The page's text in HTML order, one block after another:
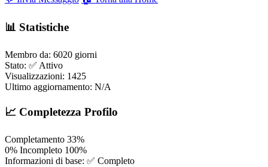
📊 Statistiche
Membro da: 6020 giorni
Stato: ✅ Attivo
Visualizzazioni: 1425
Ultimo aggiornamento: N/A
📈 Completezza Profilo
Completamento 33%
0% Incompleto 100%
Informazioni di base: ✅ Completo